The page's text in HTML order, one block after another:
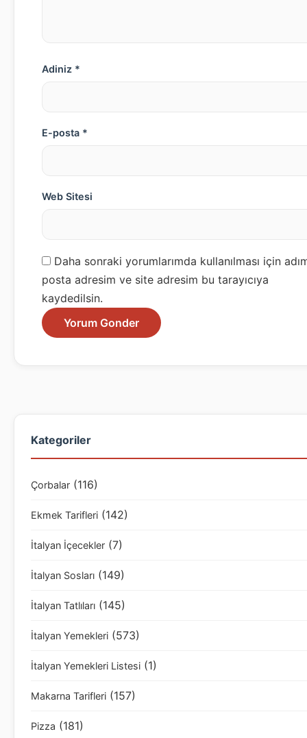
Adiniz *
E-posta *
Web Sitesi
Daha sonraki yorumlarımda kullanılması için
posta adresim ve site adresim bu tarayıcıya
kaydedilsin.
Kategoriler
Çorbalar (116)
Ekmek Tarifleri (142)
İtalyan İçecekler (7)
İtalyan Sosları (149)
İtalyan Tatlıları (145)
İtalyan Yemekleri (573)
İtalyan Yemekleri Listesi (1)
Makarna Tarifleri (157)
Pizza (181)